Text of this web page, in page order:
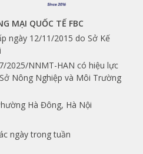
THEO DÕI NGAY
Facebook
Instagram
Youtube
Tiktok
Shopee
MẠI QUỐC TẾ FBC
ngày 12/11/2015 do Sở Kế
2025/NNMT-HAN có hiệu lực
Nông Nghiệp và Môi Trường
Hà Đông, Hà Nội
ngày trong tuần